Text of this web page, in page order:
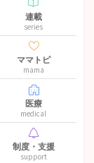
連載
series
ママトピ
mama
医療
medical
制度・支援
support